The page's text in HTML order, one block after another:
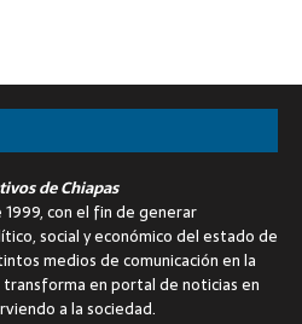
de Chiapas
con el fin de generar
social y económico del estado de
medios de comunicación en la
en portal de noticias en
a la sociedad.